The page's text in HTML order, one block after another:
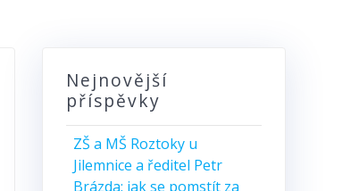
Nejnovější
příspěvky
ZŠ a MŠ Roztoky u
Jilemnice a ředitel Petr
Brázda: jak se pomstít za